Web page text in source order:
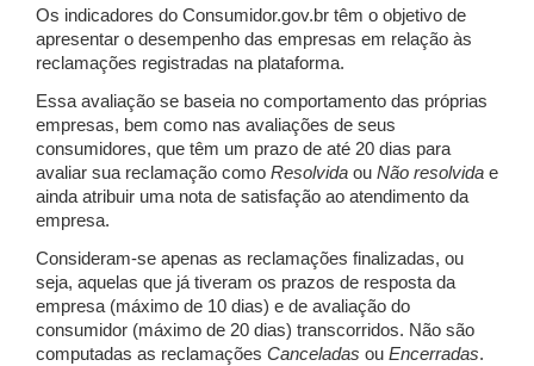
Os indicadores do Consumidor.gov.br têm o objetivo de
apresentar o desempenho das empresas em relação às
reclamações registradas na plataforma.
Essa avaliação se baseia no comportamento das próprias
empresas, bem como nas avaliações de seus
consumidores, que têm um prazo de até 20 dias para
avaliar sua reclamação como Resolvida ou Não resolvida e
ainda atribuir uma nota de satisfação ao atendimento da
empresa.
Consideram-se apenas as reclamações finalizadas, ou
seja, aquelas que já tiveram os prazos de resposta da
empresa (máximo de 10 dias) e de avaliação do
consumidor (máximo de 20 dias) transcorridos. Não são
computadas as reclamações Canceladas ou Encerradas.